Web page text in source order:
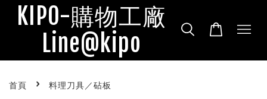
KIPO-購物工廠
Line@kipo
首頁 › 料理刀具／砧板